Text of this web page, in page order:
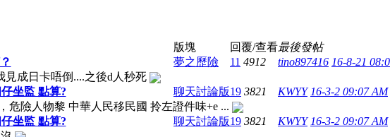
版塊 回覆/查看最後發帖
夢之歷險 11 4912 tino897416 16-8-21
見成日卡唔倒....之後d人秒死
坐監 點算?
聊天討論版19 3821 KWYY 16-3-2 09:07 AM
危險人物黎 中華人民移民國 拎左證件味+e ...
坐監 點算?
聊天討論版19 3821 KWYY 16-3-2 09:07 AM